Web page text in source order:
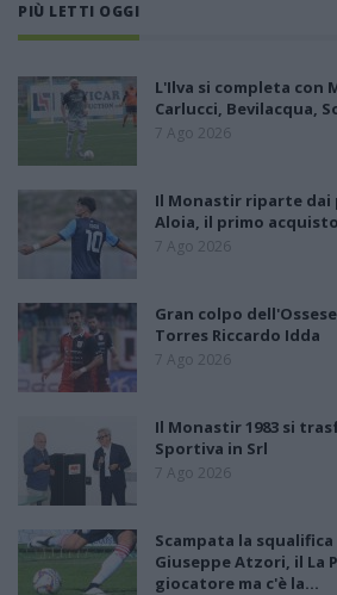
PIÙ LETTI OGGI
L'Ilva si completa con
Carlucci, Bevilacqua,
7 Ago 2026
Il Monastir riparte dai
Aloia, il primo
7 Ago 2026
Gran colpo
Torres Riccardo Idda
7 Ago 2026
Il Monastir 1983 si
Sportiva in Srl
7 Ago 2026
Scampata la
Giuseppe Atzori, il La
giocatore ma c'è la…